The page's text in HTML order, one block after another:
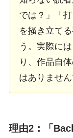
では？」「
を掻き立て
う。実際に
り、作品自
はありません
理由2：「